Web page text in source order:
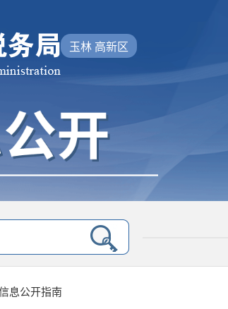
玉林 高新区
息公开指南